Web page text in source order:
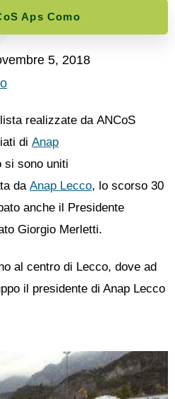
Aps Como
5, 2018
realizzate da ANCoS
di Anap
si sono uniti
da Anap Lecco, lo scorso 30
anche il Presidente
Giorgio Merletti.
al centro di Lecco, dove ad
il presidente di Anap Lecco